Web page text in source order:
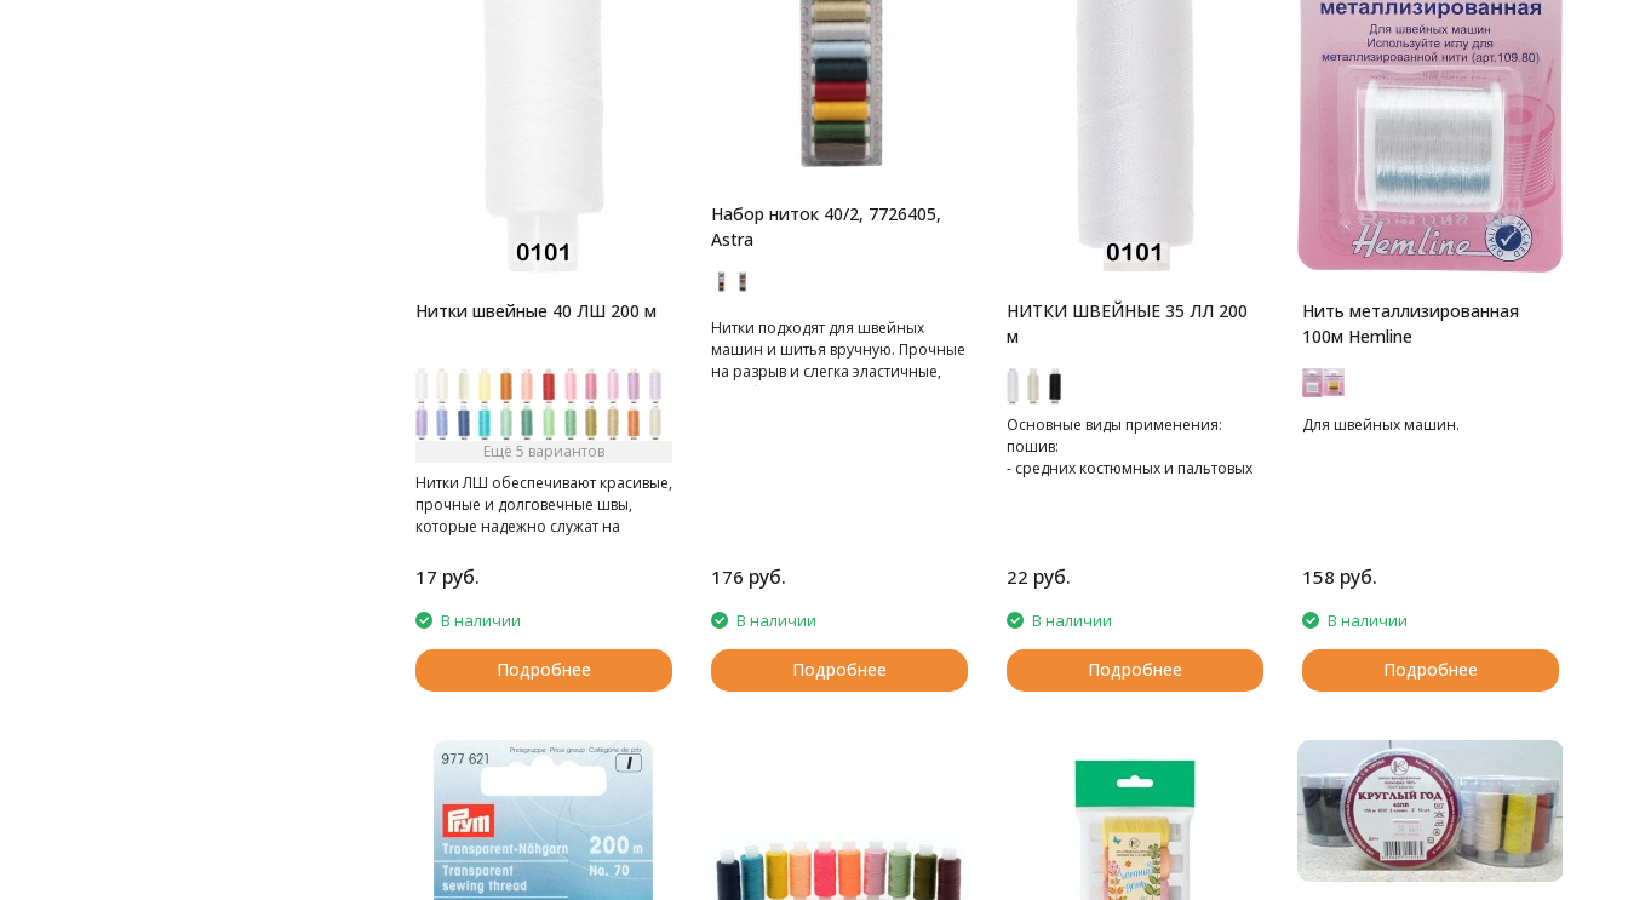
Нитки швейные 40 ЛШ 200 м
Ещё 5 вариантов
Нитки ЛШ обеспечивают красивые,
прочные и долговечные швы,
которые надежно служат на
эксплуатации изделия.
- Рекомендуемый номер игл 90-
100
17 руб.
В наличии
Подробнее
Набор ниток 40/2, 7726405,
Astra
Нитки подходят для швейных
машин и шитья вручную. Прочные
на разрыв и слегка эластичные,
что обеспечивает высокое
пришивания пуговиц, шитья
одежды из различных тканей.
176 руб.
В наличии
Подробнее
НИТКИ ШВЕЙНЫЕ 35 ЛЛ 200
м
Основные виды применения:
пошив:
- средних костюмных и пальтовых
22 руб.
В наличии
Подробнее
Нить металлизированная
100м Hemline
Для швейных машин.
158 руб.
В наличии
Подробнее